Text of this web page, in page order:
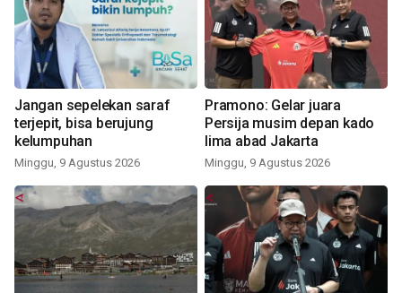
Jangan sepelekan saraf
terjepit, bisa berujung
kelumpuhan
Minggu, 9 Agustus 2026
Pramono: Gelar juara
Persija musim depan kado
lima abad Jakarta
Minggu, 9 Agustus 2026